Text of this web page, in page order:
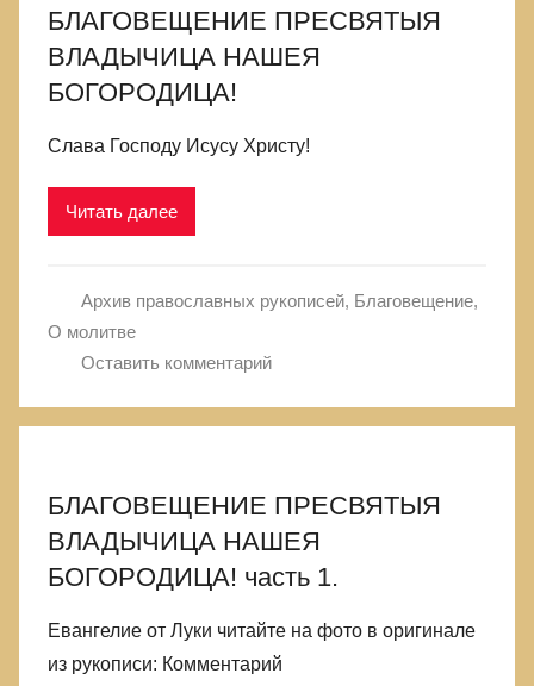
БЛАГОВЕЩЕНИЕ ПРЕСВЯТЫЯ
ВЛАДЫЧИЦА НАШЕЯ
БОГОРОДИЦА!
Слава Господу Исусу Христу!
Читать далее
Архив православных рукописей, Благовещение,
О молитве
Оставить комментарий
БЛАГОВЕЩЕНИЕ ПРЕСВЯТЫЯ
ВЛАДЫЧИЦА НАШЕЯ
БОГОРОДИЦА! часть 1.
Евангелие от Луки читайте на фото в оригинале
из рукописи: Комментарий